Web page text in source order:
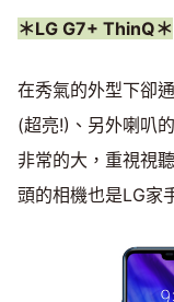
＊LG G7+ ThinQ＊
在秀氣的外型下卻
(超亮!)、另外喇叭
非常的大，重視視
頭的相機也是LG家